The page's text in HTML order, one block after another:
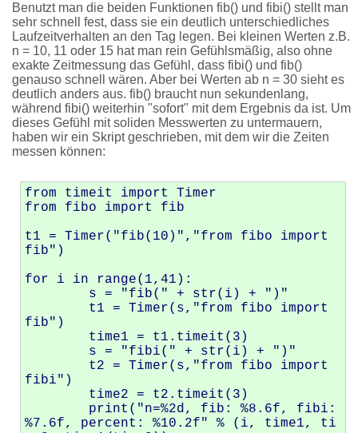
Benutzt man die beiden Funktionen fib() und fibi() stellt man
sehr schnell fest, dass sie ein deutlich unterschiedliches
Laufzeitverhalten an den Tag legen. Bei kleinen Werten z.B.
n = 10, 11 oder 15 hat man rein Gefühlsmäßig, also ohne
exakte Zeitmessung das Gefühl, dass fibi() und fib()
genauso schnell wären. Aber bei Werten ab n = 30 sieht es
deutlich anders aus. fib() braucht nun sekundenlang,
während fibi() weiterhin "sofort" mit dem Ergebnis da ist. Um
dieses Gefühl mit soliden Messwerten zu untermauern,
haben wir ein Skript geschrieben, mit dem wir die Zeiten
messen können:
from timeit import Timer
from fibo import fib
t1 = Timer("fib(10)","from fibo import
fib")
for i in range(1,41):
fib")
fibi")
%7.6f, percent: %10.2f" % (i, time1, ti